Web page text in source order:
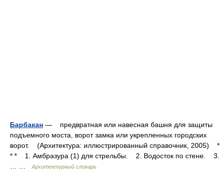
Барбакан — предвратная или навесная башня для защиты
подъемного моста, ворот замка или укрепленных городских
ворот. (Архитектура: иллюстрированный справочник, 2005) *
* * 1. Амбразура (1) для стрельбы. 2. Водосток по стене. 3.
Архитектурный словарь